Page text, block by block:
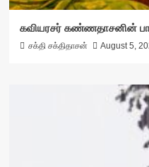
கவியரசர் கண்ணதாசனின்
சக்தி சக்திதாசன் August 5,